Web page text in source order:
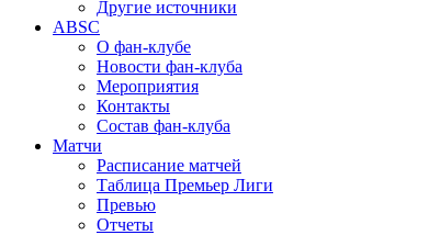
Другие источники
ABSC
О фан-клубе
Новости фан-клуба
Мероприятия
Контакты
Состав фан-клуба
Матчи
Расписание матчей
Таблица Премьер Лиги
Превью
Отчеты